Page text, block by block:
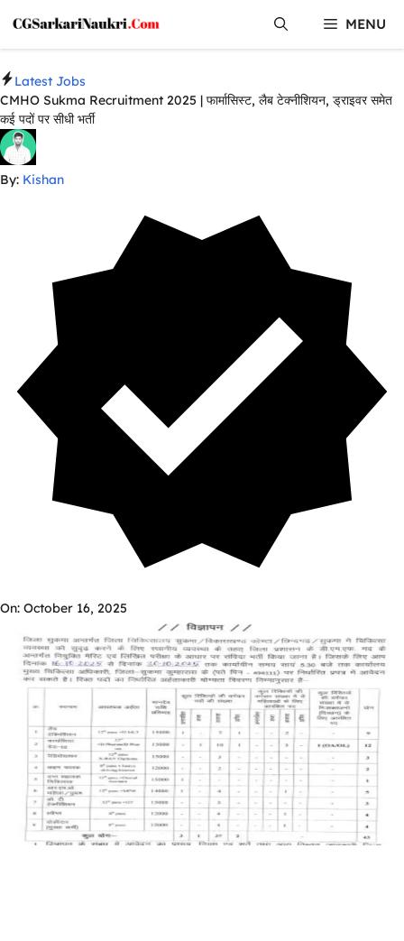
content
MENU
Latest Jobs
CMHO Sukma Recruitment 2025 | फार्मासिस्ट, लैब टेक्नीशियन, ड्राइवर समेत
कई पदों पर सीधी भर्ती
By: Kishan
On: October 16, 2025